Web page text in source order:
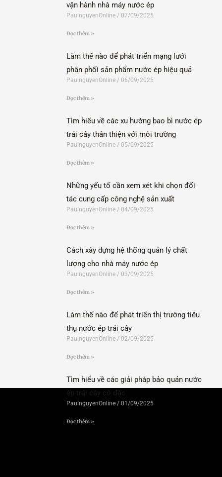
vận hành nhà máy nước ép
PaulnguyenOnline 07/09/2025
Đọc thêm »
Làm thế nào để phát triển mạng lưới
phân phối sản phẩm nước ép hiệu quả
PaulnguyenOnline 06/09/2025
Đọc thêm »
Tìm hiểu về các xu hướng bao bì nước ép
trái cây thân thiện với môi trường
PaulnguyenOnline 05/09/2025
Đọc thêm »
Những yếu tố cần xem xét khi chọn đối
tác cung cấp công nghệ sản xuất
PaulnguyenOnline 04/09/2025
Đọc thêm »
Cách xây dựng hệ thống quản lý chất
lượng cho nhà máy nước ép
PaulnguyenOnline 03/09/2025
Đọc thêm »
Làm thế nào để phát triển thị trường tiêu
thụ nước ép trái cây
PaulnguyenOnline 02/09/2025
Đọc thêm »
Tìm hiểu về các giải pháp bảo quản nước
ép trái cây cô đặc
PaulnguyenOnline 01/09/2025
Đọc thêm »